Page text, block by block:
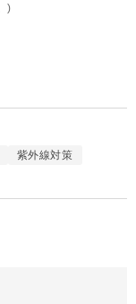
)
紫外線対策